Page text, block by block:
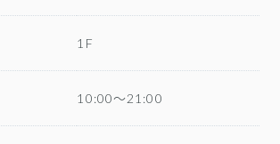
1F
10:00～21:00